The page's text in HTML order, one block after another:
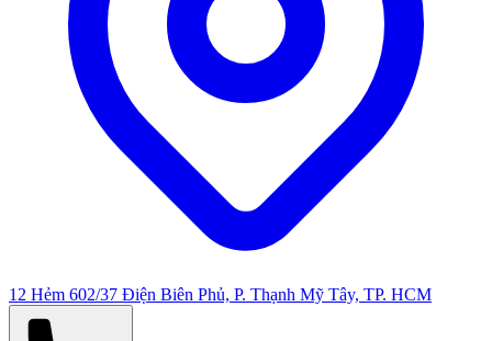
12 Hẻm 602/37 Điện Biên Phủ, P. Thạnh Mỹ Tây, TP. HCM